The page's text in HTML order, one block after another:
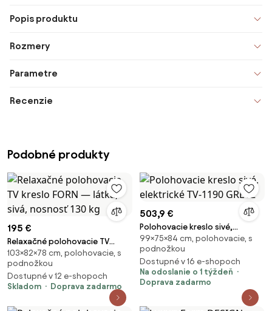
Popis produktu
Rozmery
Parametre
Recenzie
Podobné produkty
195 €
Relaxačné polohovacie TV
kreslo FORN — látka, sivá,
nosnosť 130 kg
103×82×78 cm, polohovacie, s
podnožkou
Dostupné v 12 e-shopoch
Skladom
Doprava zadarmo
503,9 €
Polohovacie kreslo sivé,
elektrické TV-1190 GREY2
99×75×84 cm, polohovacie, s
podnožkou
Dostupné v 16 e-shopoch
Na odoslanie o 1 týždeň
Doprava zadarmo